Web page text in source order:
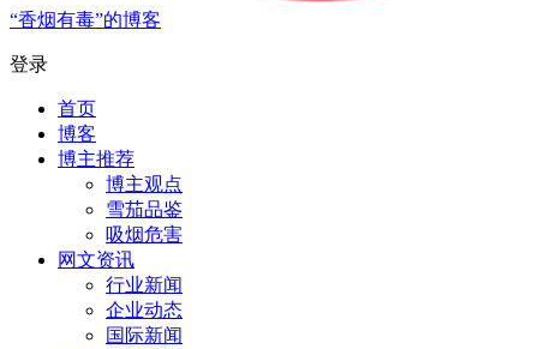
“香烟有毒”的博客
登录
首页
博客
博主推荐
博主观点
雪茄品鉴
吸烟危害
网文资讯
行业新闻
企业动态
国际新闻